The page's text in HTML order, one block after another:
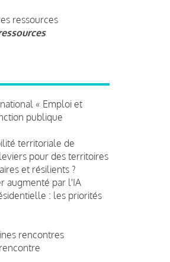
ressources
« Emploi et
publique
territoriale de
pour des territoires
et résilients ?
augmenté par l'IA
: les priorités
rencontres